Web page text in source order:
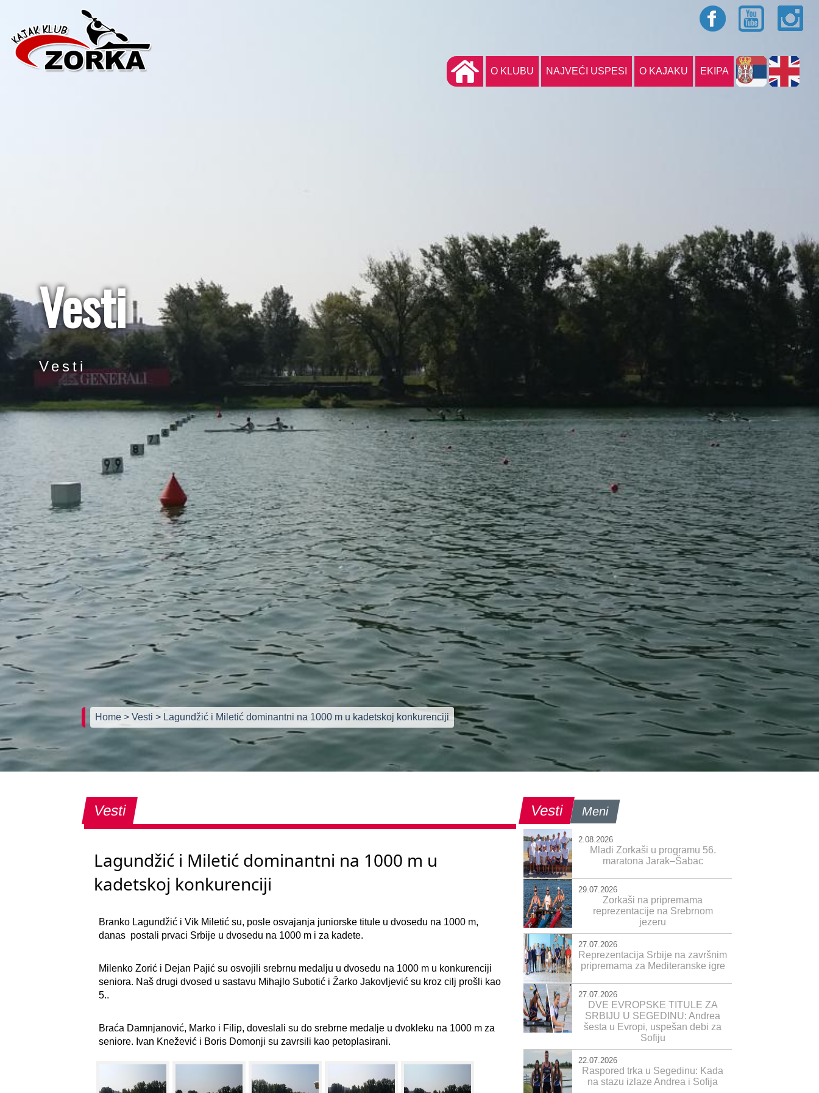
O KLUBU NAJVEĆI USPESI O KAJAKU EKIPA
Vesti
Vesti
Home> Vesti> Lagundžić i Miletić dominantni na 1000 m u kadetskoj konkurenciji
Vesti
Lagundžić i Miletić dominantni na 1000 m u
kadetskoj konkurenciji
Branko Lagundžić i Vik Miletić su, posle osvajanja juniorske titule u dvosedu na 1000 m,
danas postali prvaci Srbije u dvosedu na 1000 m i za kadete.
Milenko Zorić i Dejan Pajić su osvojili srebrnu medalju u dvosedu na 1000 m u konkurenciji
seniora. Naš drugi dvosed u sastavu Mihajlo Subotić i Žarko Jakovljević su kroz cilj prošli kao
5..
Braća Damnjanović, Marko i Filip, doveslali su do srebrne medalje u dvokleku na 1000 m za
seniore. Ivan Knežević i Boris Domonji su zavrsili kao petoplasirani.
Vesti Meni
2.08.2026
Mladi Zorkaši u programu 56.
maratona Jarak–Šabac
29.07.2026
Zorkaši na pripremama
reprezentacije na Srebrnom
jezeru
27.07.2026
Reprezentacija Srbije na završnim
pripremama za Mediteranske igre
27.07.2026
DVE EVROPSKE TITULE ZA
SRBIJU U SEGEDINU: Andrea
šesta u Evropi, uspešan debi za
Sofiju
22.07.2026
Raspored trka u Segedinu: Kada
na stazu izlaze Andrea i Sofija